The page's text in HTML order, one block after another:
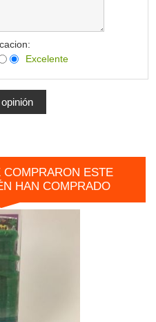
Excelente
ESTE
HAN COMPRADO